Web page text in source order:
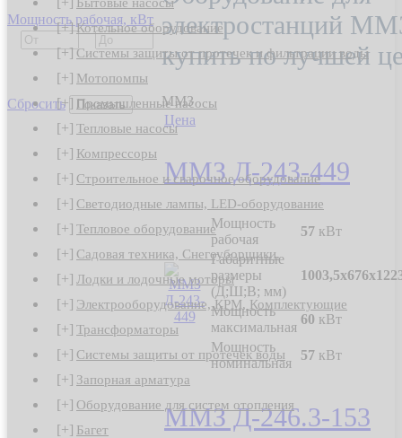
[+]Котельное оборудование
[+]Системы защиты от протечек и фильтрации воды
[+] Мотопомпы
[+] Промышленные насосы
[+] Тепловые насосы
[+] Компрессоры
[+] Строительное и сварочное оборудование
[+] Светодиодные лампы, LED-оборудование
[+] Тепловое оборудование
[+] Садовая техника, Снегоуборщики.
[+] Лодки и лодочные моторы
[+] Электрооборудование, КРМ, Комплектующие
[+] Трансформаторы
[+] Системы защиты от протечек воды
[+] Запорная арматура
[+] Оборудование для систем отопления
[+] Багет
Мощность рабочая, кВт
Сбросить
электростанций
купить по лучшей
ММЗ
Цена
ММЗ Д-243-449
Мощность
рабочая
57 кВт
Габаритные
размеры
(Д;Ш;В; мм)
Мощность
максимальная
60 кВт
Мощность
номинальная
57 кВт
ММЗ Д-246.3-153